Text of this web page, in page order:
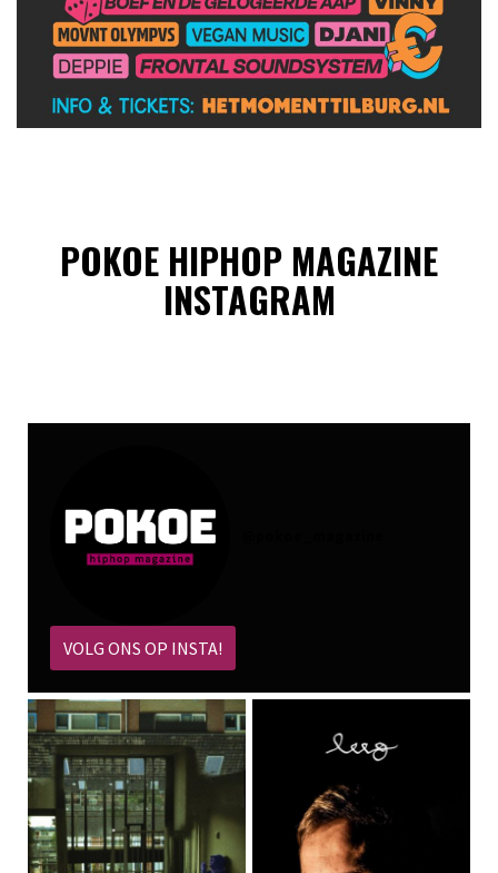
POKOE HIPHOP MAGAZINE
INSTAGRAM
VOLG ONS OP INSTA!